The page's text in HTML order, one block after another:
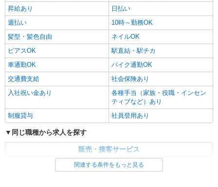
昇給あり
日払い
週払い
10時～勤務OK
髪型・髪色自由
ネイルOK
ピアスOK
駅直結・駅チカ
車通勤OK
バイク通勤OK
交通費支給
社会保険あり
入社祝い金あり
各種手当（家族・役職・インセン
ティブなど）あり
制服貸与
社員登用あり
同じ職種から求人を探す
販売・接客サービス
関連する条件をもっと見る